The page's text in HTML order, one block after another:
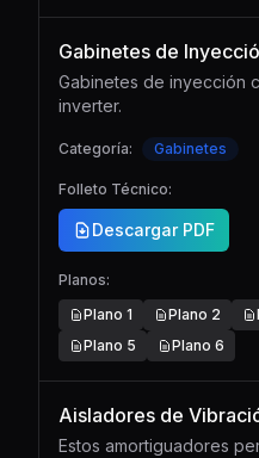
Gabinetes de
Gabinetes de inyección
inverter.
Categoría: Gabinetes
Folleto Técnico:
Descargar PDF
Planos:
Plano 1 Plano 2
Plano 5 Plano 6
Aisladores de
Estos amortiguadores